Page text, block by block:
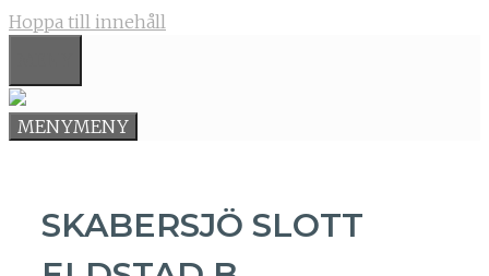
Hoppa till innehåll
MENYMENY
SKABERSJÖ SLOTT